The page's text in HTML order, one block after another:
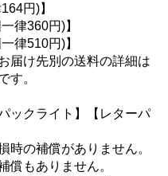
円)】
律360円)】
律510円)】
届け先別の送料の詳細は
す。
ックライト】【レターパ
の補償がありません。
もありません。